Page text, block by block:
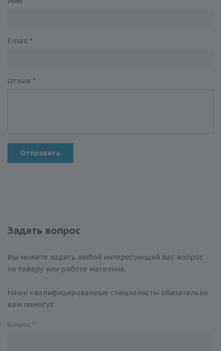
Email *
Отзыв *
Отправить
Задать вопрос
Вы можете задать любой интересующий вас вопрос
по товару или работе магазина.
Наши квалифицированные специалисты обязательно
вам помогут.
Вопрос *